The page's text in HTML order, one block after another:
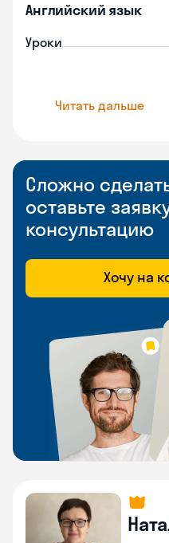
Английский язык
Уроки
Читать дальше
Сложно
оставьте
консультацию
Хочу на